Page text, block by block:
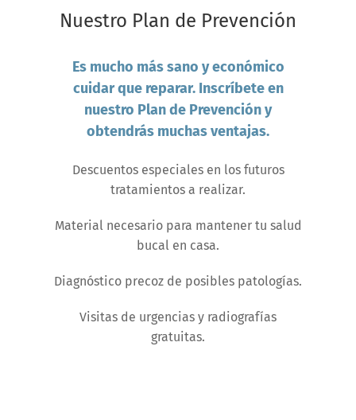
Nuestro Plan de Prevención
Es mucho más sano y económico
cuidar que reparar. Inscríbete en
nuestro Plan de Prevención y
obtendrás muchas ventajas.
Descuentos especiales en los futuros
tratamientos a realizar.
Material necesario para mantener tu salud
bucal en casa.
Diagnóstico precoz de posibles patologías.
Visitas de urgencias y radiografías
gratuitas.